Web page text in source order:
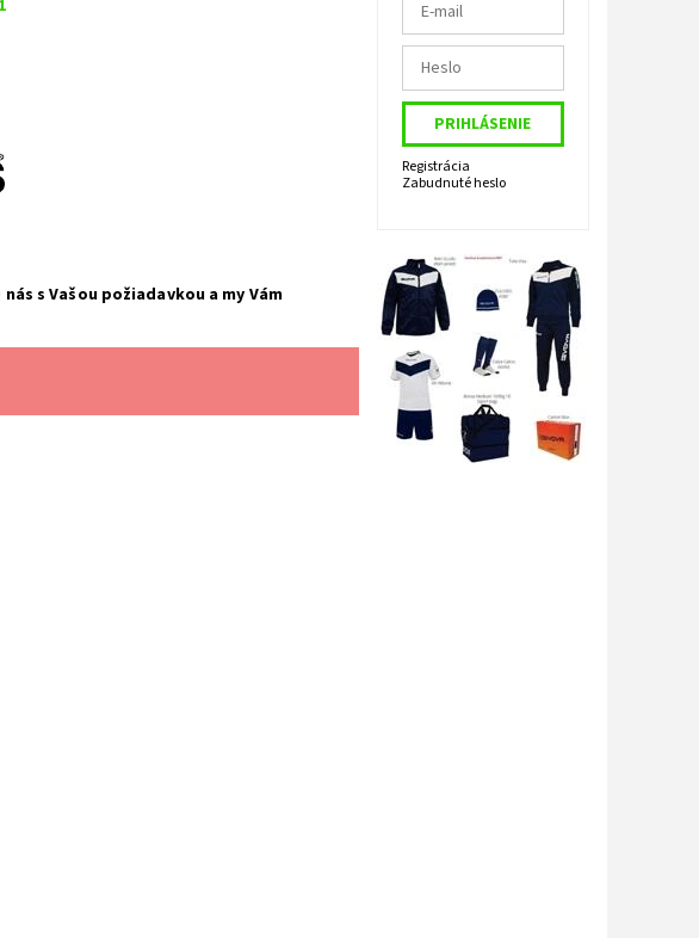
s Vašou požiadavkou a my Vám
Registrácia
Zabudnuté heslo